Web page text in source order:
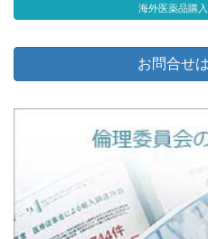
海外医薬品購
お問合せ